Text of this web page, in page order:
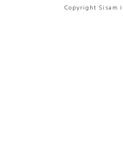
Copyright Sisam